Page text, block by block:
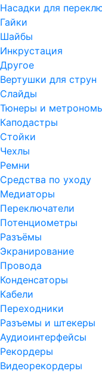
Насадки для
Гайки
Шайбы
Инкрустация
Другое
Вертушки для струн
Слайды
Тюнеры и
Каподастры
Стойки
Чехлы
Ремни
Средства по уходу
Медиаторы
Переключатели
Потенциометры
Разъёмы
Экранирование
Провода
Конденсаторы
Кабели
Переходники
Разъемы и штекеры
Аудиоинтерфейсы
Рекордеры
Видеорекордеры